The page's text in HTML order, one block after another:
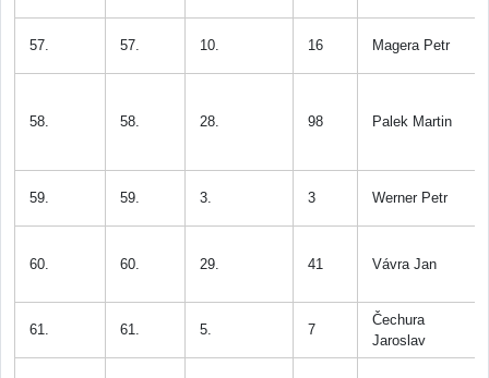
57. 57. 10. 16 Magera Petr
58. 58. 28. 98 Palek Martin
59. 59. 3. 3 Werner Petr
60. 60. 29. 41 Vávra Jan
61. 61. 5. 7
Čechura
Jaroslav